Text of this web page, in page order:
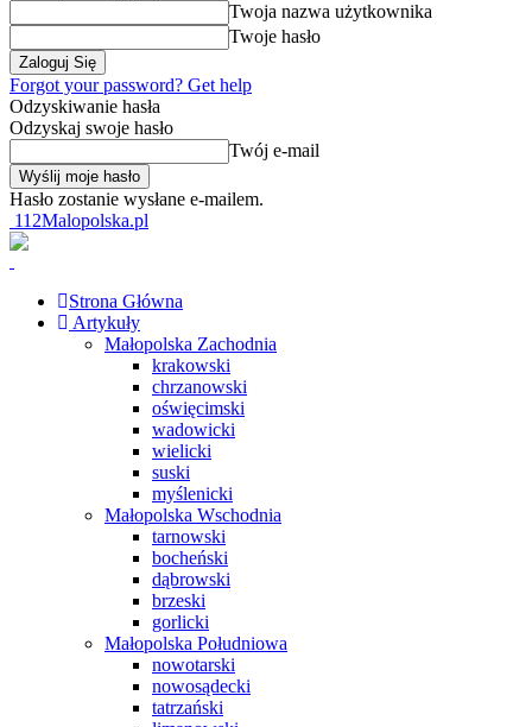
Twoja nazwa użytkownika
Twoje hasło
Forgot your password? Get help
Odzyskiwanie hasła
Odzyskaj swoje hasło
Twój e-mail
Hasło zostanie wysłane e-mailem.
112Malopolska.pl
Strona Główna
Artykuły
Małopolska Zachodnia
krakowski
chrzanowski
oświęcimski
wadowicki
wielicki
suski
myślenicki
Małopolska Wschodnia
tarnowski
bocheński
dąbrowski
brzeski
gorlicki
Małopolska Południowa
nowotarski
nowosądecki
tatrzański